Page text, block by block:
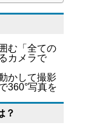
む「全ての
カメラで
かして撮影
360°写真を
？